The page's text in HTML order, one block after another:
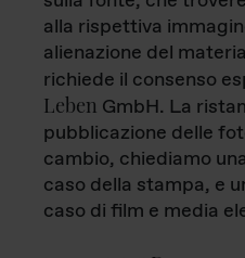
alla rispettiva
alienazione del
richiede il consenso
Leben GmbH. La
pubblicazione delle
cambio, chiediamo
caso della stampa, e
caso di film e media